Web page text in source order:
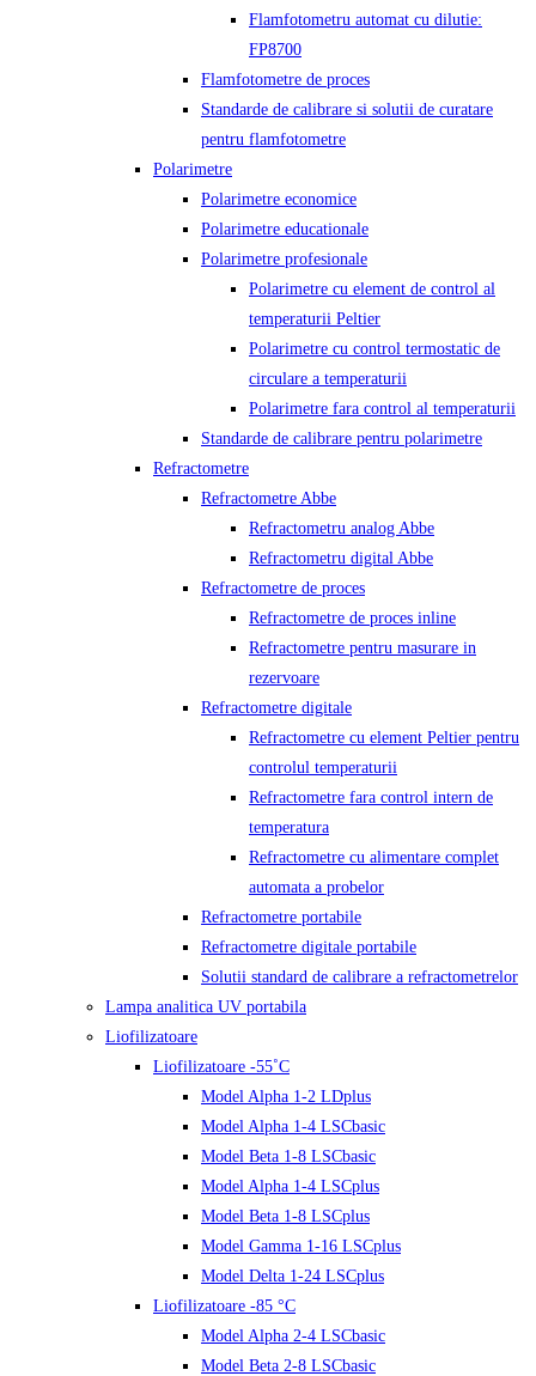
Flamfotometru automat cu dilutie:
FP8700
Flamfotometre de proces
Standarde de calibrare si solutii de curatare
pentru flamfotometre
Polarimetre
Polarimetre economice
Polarimetre educationale
Polarimetre profesionale
Polarimetre cu element de control al
temperaturii Peltier
Polarimetre cu control termostatic de
circulare a temperaturii
Polarimetre fara control al temperaturii
Standarde de calibrare pentru polarimetre
Refractometre
Refractometre Abbe
Refractometru analog Abbe
Refractometru digital Abbe
Refractometre de proces
Refractometre de proces inline
Refractometre pentru masurare in
rezervoare
Refractometre digitale
Refractometre cu element Peltier pentru
controlul temperaturii
Refractometre fara control intern de
temperatura
Refractometre cu alimentare complet
automata a probelor
Refractometre portabile
Refractometre digitale portabile
Solutii standard de calibrare a refractometrelor
Lampa analitica UV portabila
Liofilizatoare
Liofilizatoare -55˚C
Model Alpha 1-2 LDplus
Model Alpha 1-4 LSCbasic
Model Beta 1-8 LSCbasic
Model Alpha 1-4 LSCplus
Model Beta 1-8 LSCplus
Model Gamma 1-16 LSCplus
Model Delta 1-24 LSCplus
Liofilizatoare -85 °C
Model Alpha 2-4 LSCbasic
Model Beta 2-8 LSCbasic